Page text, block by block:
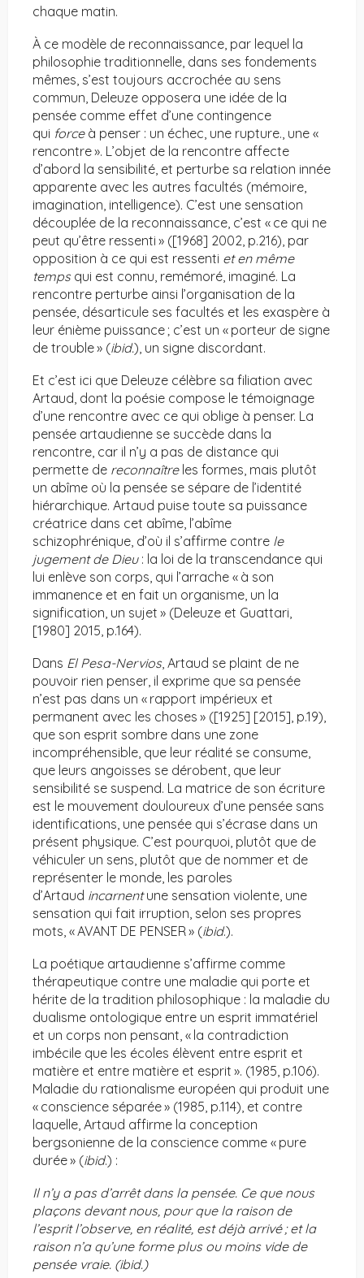
chaque matin.
À ce modèle de reconnaissance, par lequel la
philosophie traditionnelle, dans ses fondements
mêmes, s’est toujours accrochée au sens
commun, Deleuze opposera une idée de la
pensée comme effet d’une contingence
qui forceà penser : un échec, une rupture., une «
rencontre ». L’objet de la rencontre affecte
d’abord la sensibilité, et perturbe sa relation innée
apparente avec les autres facultés (mémoire,
imagination, intelligence). C’est une sensation
découplée de la reconnaissance, c’est « ce qui ne
peut qu’être ressenti » ([1968] 2002, p.216), par
opposition à ce qui est ressenti et en même
temps qui est connu, remémoré, imaginé. La
rencontre perturbe ainsi l’organisation de la
pensée, désarticule ses facultés et les exaspère à
leur énième puissance ; c’est un « porteur de signe
de trouble » (ibid.), un signe discordant.
Et c’est ici que Deleuze célèbre sa filiation avec
Artaud, dont la poésie compose le témoignage
d’une rencontre avec ce qui oblige à penser. La
pensée artaudienne se succède dans la
rencontre, car il n’y a pas de distance qui
permette de reconnaîtreles formes, mais plutôt
un abîme où la pensée se sépare de l’identité
hiérarchique. Artaud puise toute sa puissance
créatrice dans cet abîme, l’abîme
schizophrénique, d’où il s’affirme contre le
jugement de Dieu: la loi de la transcendance qui
lui enlève son corps, qui l’arrache « à son
immanence et en fait un organisme, un la
signification, un sujet » (Deleuze et Guattari,
[1980] 2015, p.164).
Dans El Pesa-Nervios, Artaud se plaint de ne
pouvoir rien penser, il exprime que sa pensée
n’est pas dans un « rapport impérieux et
permanent avec les choses » ([1925] [2015], p.19),
que son esprit sombre dans une zone
incompréhensible, que leur réalité se consume,
que leurs angoisses se dérobent, que leur
sensibilité se suspend. La matrice de son écriture
est le mouvement douloureux d’une pensée sans
identifications, une pensée qui s’écrase dans un
présent physique. C’est pourquoi, plutôt que de
véhiculer un sens, plutôt que de nommer et de
représenter le monde, les paroles
d’Artaud incarnentune sensation violente, une
sensation qui fait irruption, selon ses propres
mots, « AVANT DE PENSER » (ibid.).
La poétique artaudienne s’affirme comme
thérapeutique contre une maladie qui porte et
hérite de la tradition philosophique : la maladie du
dualisme ontologique entre un esprit immatériel
et un corps non pensant, « la contradiction
imbécile que les écoles élèvent entre esprit et
matière et entre matière et esprit ». (1985, p.106).
Maladie du rationalisme européen qui produit une
« conscience séparée » (1985, p.114), et contre
laquelle, Artaud affirme la conception
bergsonienne de la conscience comme « pure
durée » (ibid.) :
Il n’y a pas d’arrêt dans la pensée. Ce que nous
plaçons devant nous, pour que la raison de
l’esprit l’observe, en réalité, est déjà arrivé ; et la
raison n’a qu’une forme plus ou moins vide de
pensée vraie. (ibid.)